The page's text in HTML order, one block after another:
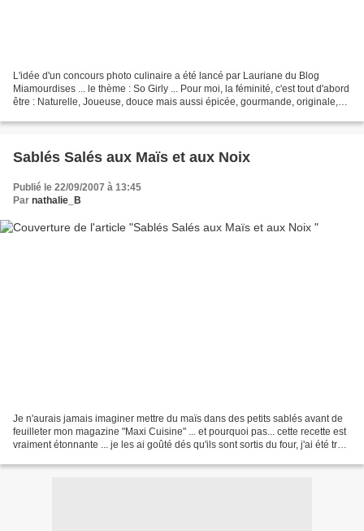
L'idée d'un concours photo culinaire a été lancé par Lauriane du Blog
Miamourdises ... le thème : So Girly ... Pour moi, la féminité, c'est tout d'abord
être : Naturelle, Joueuse, douce mais aussi épicée, gourmande, originale,
Sablés Salés aux Maïs et aux Noix
Publié le 22/09/2007 à 13:45
Par nathalie_B
Je n'aurais jamais imaginer mettre du maïs dans des petits sablés avant de
feuilleter mon magazine "Maxi Cuisine" ... et pourquoi pas... cette recette est
vraiment étonnante ... je les ai goûté dés qu'ils sont sortis du four, j'ai été très